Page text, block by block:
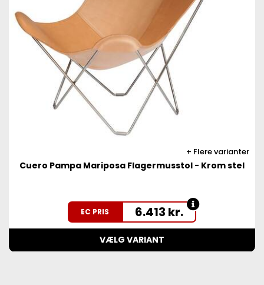
Flere varianter
Cuero Pampa Mariposa Flagermusstol - Krom stel
EC PRIS 6.413 kr.
VÆLG VARIANT